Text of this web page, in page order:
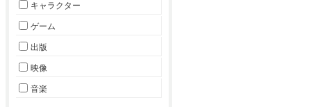
キャラクター
ゲーム
出版
映像
音楽